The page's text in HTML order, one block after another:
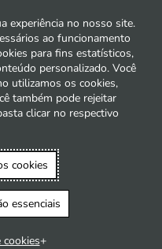
Acessar
continuada
de
experiência no nosso site.
ao funcionamento
para fins estatísticos,
personalizado. Você
utilizamos os cookies,
também pode rejeitar
clicar no respectivo
cookies
essenciais
cookies